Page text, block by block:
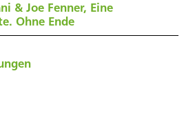
& Joe Fenner, Eine
Ohne Ende